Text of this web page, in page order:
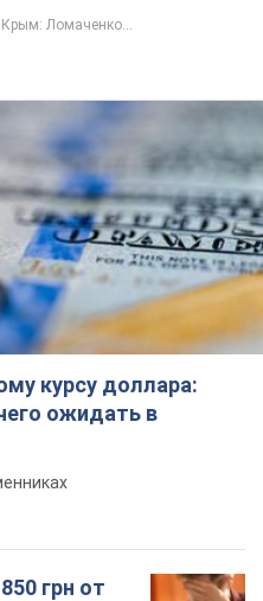
курсу доллара:
ожидать в
грн от
не так с
уже на